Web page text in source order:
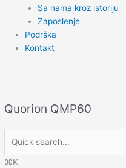
Sa nama kroz istoriju
Zaposlenje
Podrška
Kontakt
Quorion QMP60
⌘K